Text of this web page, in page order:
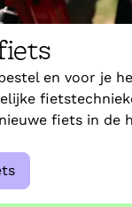
en voor je
fiets in de